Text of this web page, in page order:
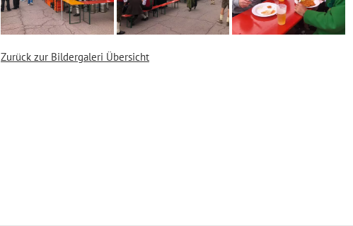
Zurück zur Bildergaleri Übersicht